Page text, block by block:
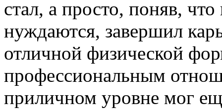
стал, а просто, поняв,
нуждаются, завершил
отличной физической
профессиональным
приличном уровне мог